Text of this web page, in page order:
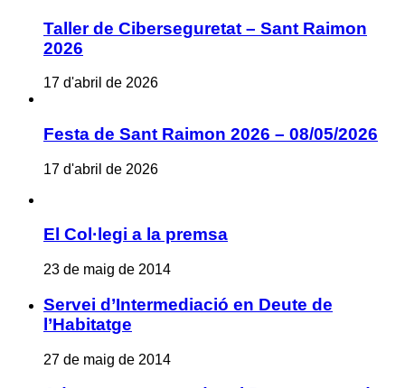
Taller de Ciberseguretat – Sant Raimon
2026
17 d'abril de 2026
Festa de Sant Raimon 2026 – 08/05/2026
17 d'abril de 2026
El Col·legi a la premsa
23 de maig de 2014
Servei d’Intermediació en Deute de
l’Habitatge
27 de maig de 2014